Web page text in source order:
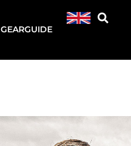
GEARGUIDE